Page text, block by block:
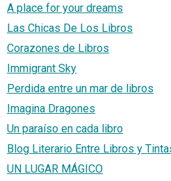
A place for your dreams
Las Chicas De Los Libros
Corazones de Libros
Immigrant Sky
Perdida entre un mar de libros
Imagina Dragones
Un paraíso en cada libro
Blog Literario Entre Libros y
UN LUGAR MÁGICO